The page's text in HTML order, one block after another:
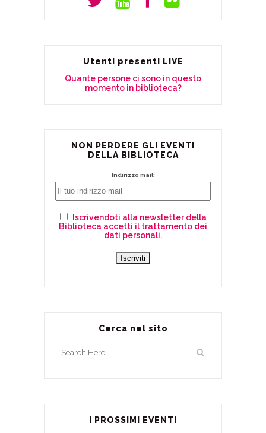
Utenti presenti LIVE
Quante persone ci sono in questo
momento in biblioteca?
NON PERDERE GLI EVENTI
DELLA BIBLIOTECA
Indirizzo mail:
Iscrivendoti alla newsletter della
Biblioteca accetti il trattamento dei
dati personali.
Cerca nel sito
I PROSSIMI EVENTI